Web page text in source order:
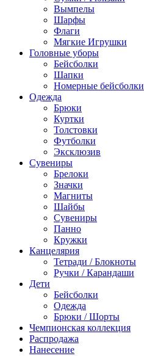
Вымпелы
Шарфы
Флаги
Мягкие Игрушки
Головные уборы
Бейсболки
Шапки
Номерные бейсболки
Одежда
Брюки
Куртки
Толстовки
Футболки
Эксклюзив
Сувениры
Брелоки
Значки
Магниты
Шайбы
Сувениры
Панно
Кружки
Канцелярия
Тетради / Блокноты
Ручки / Карандаши
Дети
Бейсболки
Одежда
Брюки / Шорты
Чемпионская коллекция
Распродажа
Нанесение